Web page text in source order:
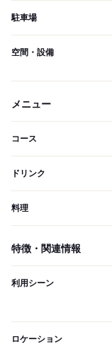
駐車場
空間・設備
メニュー
コース
ドリンク
料理
特徴・関連情報
利用シーン
ロケーション